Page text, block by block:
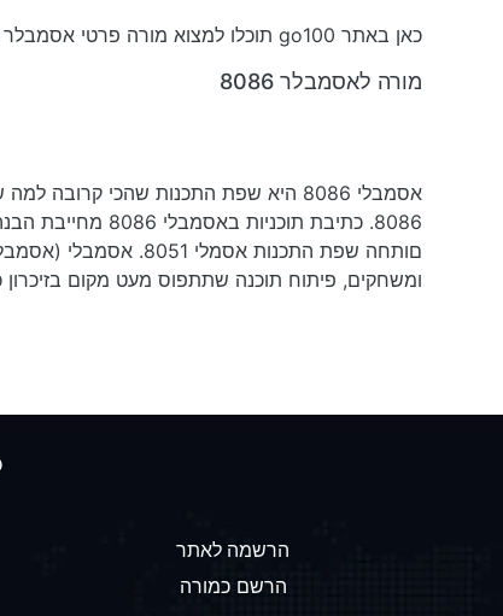
כאן באתר go100 תוכלו למצוא מורה פרטי אסמבלר 8086 החל מ-₪50 לשעה וקורסים בחינם
מורה לאסמבלר 8086
םותחה שפת התכנות
ומשחקים, פיתוח תוכנה שתתפוס מעט מקום
הרשמה לאתר
הרשם כמורה